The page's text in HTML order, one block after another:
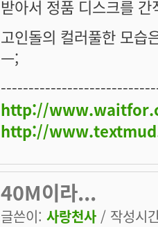
받아서 정품 디스크를
고인돌의 컬러풀한 모습
ㅡ;
http://
http://
40M이라...
글쓴이: 사랑천사 / 작성시